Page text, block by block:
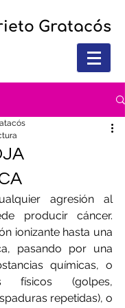
Gratacós
agresión al
producir cáncer.
ionizante hasta una
pasando por una
químicas, o
físicos (golpes,
repetidas), o